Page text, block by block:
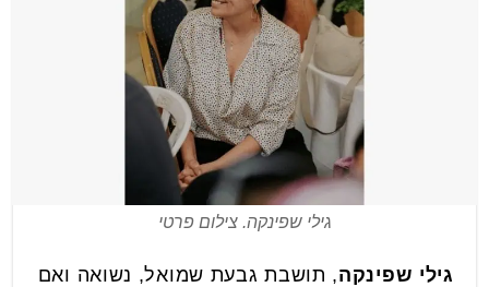
גילי שפינקה. צילום פרטי
גילי שפינקה, תושבת גבעת שמואל, נשואה ואם